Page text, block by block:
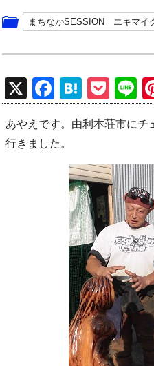
まちなかSESSION エキマイ
X
F
a
c
e
H
at
e
a
P
o
ck
Li
n
e
あやえです。由利本荘市にチ
行きました。